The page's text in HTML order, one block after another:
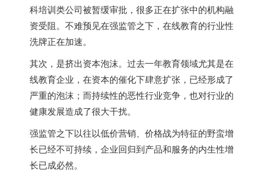
科培训类公司被暂缓审批，很多正在扩张中的机构融
资受阻。不难预见在强监管之下，在线教育的行业性
洗牌正在加速。
其次，是挤出资本泡沫。过去一年教育领域尤其是在
线教育企业，在资本的催化下肆意扩张，已经形成了
严重的泡沫；而持续性的恶性行业竞争，也对行业的
健康发展造成了很大干扰。
强监管之下以往以低价营销、价格战为特征的野蛮增
长已经不可持续，企业回归到产品和服务的内生性增
长已成必然。